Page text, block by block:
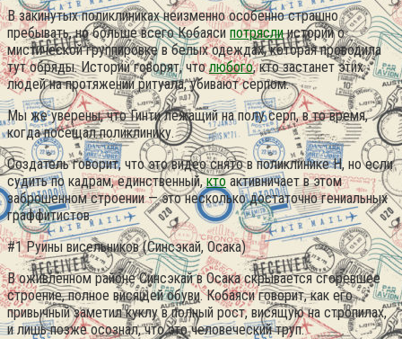
В закинутых поликлиниках неизменно особенно страшно
пребывать, но больше всего Кобаясипотряслиистории о
мистической группировке в белых одеждах, которая проводила
тут обряды. Истории говорят, чтолюбого, кто застанет этих
людей на протяжении ритуала, убивают серпом.
Мы же уверены, что Гинти лежащий на полу серп, в то время,
когда посещал поликлинику.
Создатель говорит, что это видео снято в поликлинике Н, но если
судить по кадрам, единственный,ктоактивничает в этом
заброшенном строении — это несколько достаточно гениальных
граффитистов.
#1 Руины висельников (Синсэкай, Осака)
В оживлённом районе Синсэкай в Осака скрывается сгоревшее
строение, полное висящей обуви. Кобаяси говорит, как его
привычный заметил куклу в полный рост, висящую на стропилах,
и лишь позже осознал, что это человеческий труп.